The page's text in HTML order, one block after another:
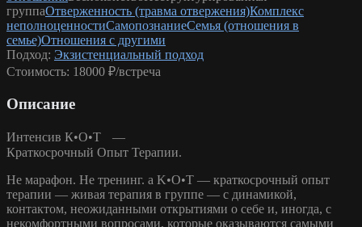
группаОтверженность (травма отвержения)Комплекс
неполноценностиСамопознаниеСемья (отношения в
семье)Отношения с другими
Подход: Экзистенциальный подход
Стоимость: 18000 ₽/встреча
Описание
Интенсив К•О•Т —
Краткосрочный Опыт Терапии.
Не марафон. Не тренинг. а K•O•Т — краткосрочный опыт
терапии — живая терапия в группе — с динамикой,
контактом, неожиданными открытиями о себе и, иногда, с
некомфортными вопросами, которые оказываются самыми